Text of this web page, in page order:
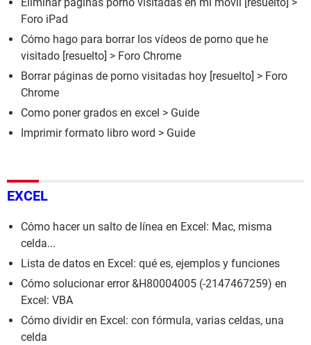
Foro iPad
Cómo hago para borrar los vídeos de porno que he
visitado [resuelto] > Foro Chrome
Borrar páginas de porno visitadas hoy [resuelto] > Foro
Chrome
Como poner grados en excel > Guide
Imprimir formato libro word > Guide
EXCEL
Cómo hacer un salto de línea en Excel: Mac, misma
celda...
Lista de datos en Excel: qué es, ejemplos y funciones
Cómo solucionar error &H80004005 (-2147467259) en
Excel: VBA
Cómo dividir en Excel: con fórmula, varias celdas, una
celda